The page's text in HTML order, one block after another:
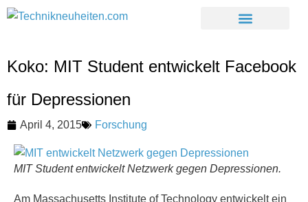
Koko: MIT Student entwickelt Facebook
für Depressionen
April 4, 2015 Forschung
MIT Student entwickelt Netzwerk gegen Depressionen.
Am Massachusetts Institute of Technology entwickelt ein